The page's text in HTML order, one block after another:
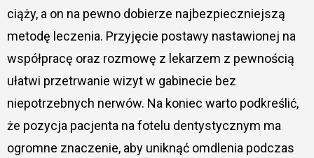
ciąży, a on na pewno dobierze najbezpieczniejszą
metodę leczenia. Przyjęcie postawy nastawionej na
współpracę oraz rozmowę z lekarzem z pewnością
ułatwi przetrwanie wizyt w gabinecie bez
niepotrzebnych nerwów. Na koniec warto podkreślić,
że pozycja pacjenta na fotelu dentystycznym ma
ogromne znaczenie, aby uniknąć omdlenia podczas